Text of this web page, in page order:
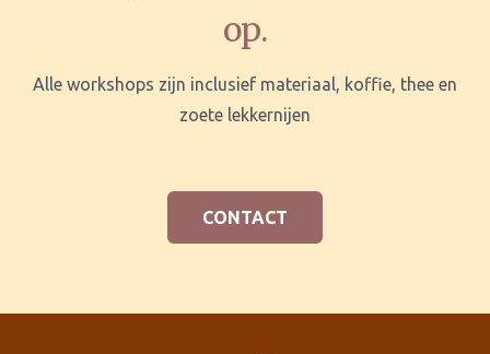
op.
Alle workshops zijn inclusief materiaal, koffie, thee en
zoete lekkernijen
CONTACT